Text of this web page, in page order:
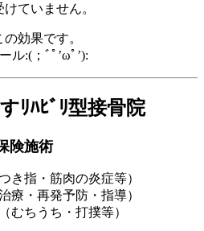
ていません。
効果です。
ル:(；ﾞﾟ’ωﾟ’):
ﾘﾊﾋﾞﾘ型接骨院
険施術
き指・筋肉の炎症等）
療・再発予防・指導）
むちうち・打撲等）